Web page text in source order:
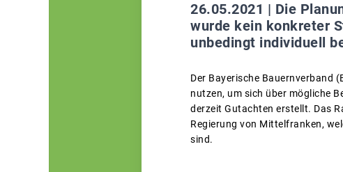
26.05.2021 | Die
wurde kein konkreter
unbedingt individuell
Der Bayerische Bauernverband
nutzen, um sich über mögliche
derzeit Gutachten erstellt. Das
Regierung von Mittelfranken,
sind.